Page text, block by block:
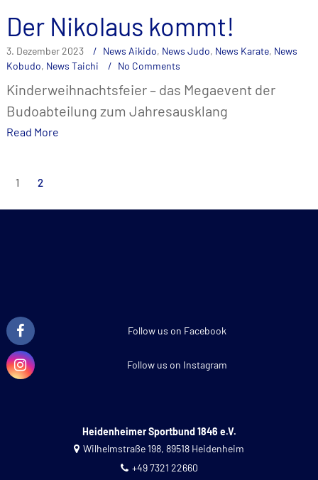
Der Nikolaus kommt!
3. Dezember 2023 News Aikido, News Judo, News Karate, News
Kobudo, News Taichi No Comments
Kinderweihnachtsfeier – das Megaevent der
Budoabteilung zum Jahresausklang
Read More
Seitennummerierung
der
1 2
Follow us on Facebook
Follow us on Instagram
Heidenheimer Sportbund 1846 e.V.
Wilhelmstraße 198, 89518 Heidenheim
+49 7321 22660